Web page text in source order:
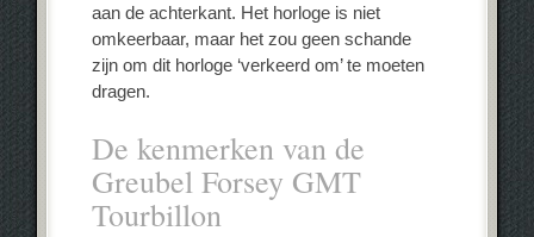
aan de achterkant. Het horloge is niet
omkeerbaar, maar het zou geen schande
zijn om dit horloge ‘verkeerd om’ te moeten
dragen.
De kenmerken van de
Greubel Forsey GMT
Tourbillon